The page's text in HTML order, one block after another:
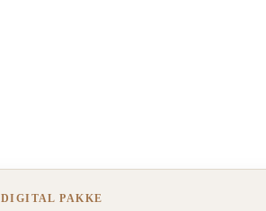
DIGITAL PAKKE